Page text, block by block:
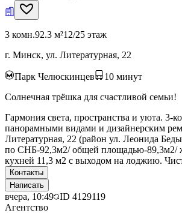
3 комн.92.3 м²12/25 этаж
г. Минск, ул. Литературная, 22
Парк Челюскинцев 10 минут
Солнечная трёшка для счастливой семьи!
Гармония света, пространства и уюта. 3-
панорамными видами и дизайнерским
Литературная, 22 (район ул. Леонида
по СНБ-92,3м2/ общей площадью-89,3м2/
кухней 11,3 м2 с выходом на лоджию.
Контакты
Написать
вчера, 10:49 ID 4129119
Агентство